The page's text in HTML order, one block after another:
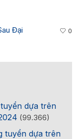
Đại
0
dựa trên
(99.366)
tuyển dựa trên